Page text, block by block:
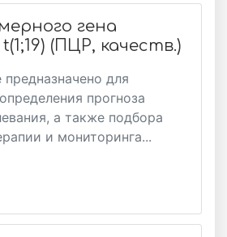
гена
t(1;19) (ПЦР, качеств.)
для
прогноза
а также подбора
и мониторинга...